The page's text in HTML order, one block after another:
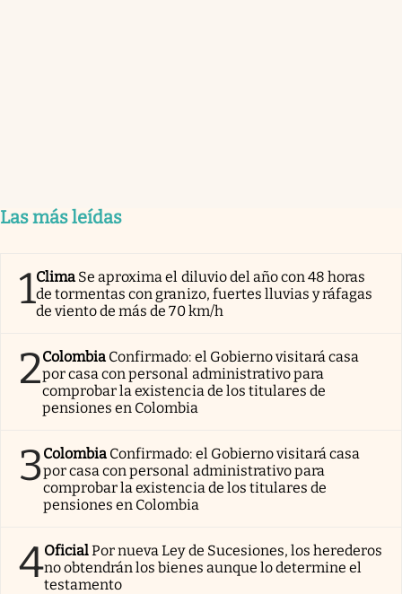
Las más leídas
1Clima Se aproxima el diluvio del año con 48 horas
de tormentas con granizo, fuertes lluvias y ráfagas
de viento de más de 70 km/h
2Colombia Confirmado: el Gobierno visitará casa
por casa con personal administrativo para
comprobar la existencia de los titulares de
pensiones en Colombia
3Colombia Confirmado: el Gobierno visitará casa
por casa con personal administrativo para
comprobar la existencia de los titulares de
pensiones en Colombia
4OficialPor nueva Ley de Sucesiones, los herederos
no obtendrán los bienes aunque lo determine el
testamento